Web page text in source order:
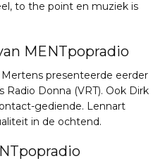
to the point en muziek is
MENTpopradio
presenteerde eerder
Donna (VRT). Ook Dirk
gediende. Lennart
in de ochtend.